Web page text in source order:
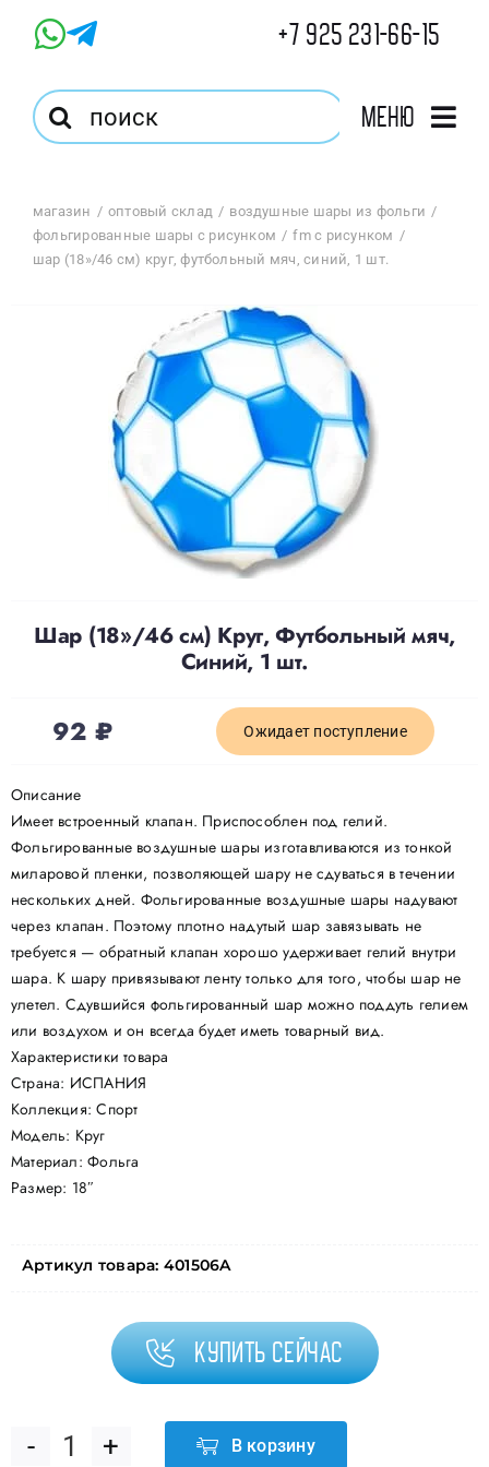
+7 925 231-66-15
Результат
поиска:
Меню
Магазин
Оптовый Магазин
Корзина
Избранное
Политика конфиденциальности
магазин оптовый склад
воздушные шары из фольги
фольгированные шары с рисунком
fm с рисунком
шар (18»/46 см) круг, футбольный мяч, синий, 1 шт.
Шар (18»/46 см) Круг, Футбольный мяч,
Синий, 1 шт.
92 ₽ Ожидает поступление
Описание
Имеет встроенный клапан. Приспособлен под гелий.
Фольгированные воздушные шары изготавливаются из тонкой
миларовой пленки, позволяющей шару не сдуваться в течении
нескольких дней. Фольгированные воздушные шары надувают
через клапан. Поэтому плотно надутый шар завязывать не
требуется — обратный клапан хорошо удерживает гелий внутри
шара. К шару привязывают ленту только для того, чтобы шар не
улетел. Сдувшийся фольгированный шар можно поддуть гелием
или воздухом и он всегда будет иметь товарный вид.
Характеристики товара
Страна: ИСПАНИЯ
Коллекция: Спорт
Модель: Круг
Материал: Фольга
Размер: 18″
Артикул товара: 401506A
Купить сейчас
В корзину